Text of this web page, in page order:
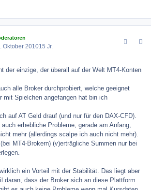
Oktober 201015 Jr.
der einzige, der überall auf der Welt MT4-Konten
alle Broker durchprobiert, welche geeignet
mit Spielchen angefangen hat bin ich
auf AT Geld drauf (und nur für den DAX-CFD).
erhebliche Probleme, gerade am Anfang,
mehr (allerdings scalpe ich auch nicht mehr).
MT4-Brokern) (v)erträgliche Summen nur bei
ein Vorteil mit der Stabilität. Das liegt aber
daran, dass der Broker sich an diese Plattform